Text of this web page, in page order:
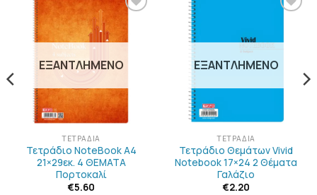
ΠΡΟΣΘΉΚΗ
ΣΤΗΝ
ΛΊΣΤΑ
ΕΞΑΝΤΛΗΜΈΝΟ
ΤΕΤΡΆΔΙΑ
Τετράδιο NoteBook Α4
21×29εκ. 4 ΘΕΜΑΤΑ
Πορτοκαλί
€5.60
ΛΊΣΤΑ
ΕΠΙΘΥΜΙΏΝ
ΕΞΑΝΤΛΗΜΈΝΟ
ΤΕΤΡΆΔΙΑ
Τετράδιο Θεμάτων Vivid
Notebook 17×24 2 Θέματα
Γαλάζιο
€2.20